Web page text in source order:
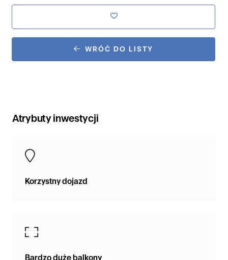
WRÓĆ DO LISTY
Atrybuty inwestycji
Korzystny dojazd
Bardzo duże balkony